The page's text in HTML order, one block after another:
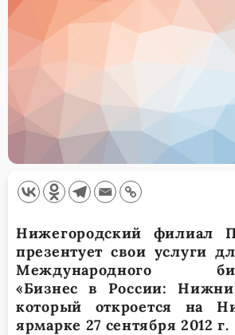
Нижегородский филиал
презентует свои услуги
Международного
«Бизнес в России:
который откроется на
ярмарке 27 сентября 2012 г.